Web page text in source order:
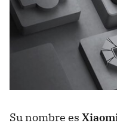
Su nombre es